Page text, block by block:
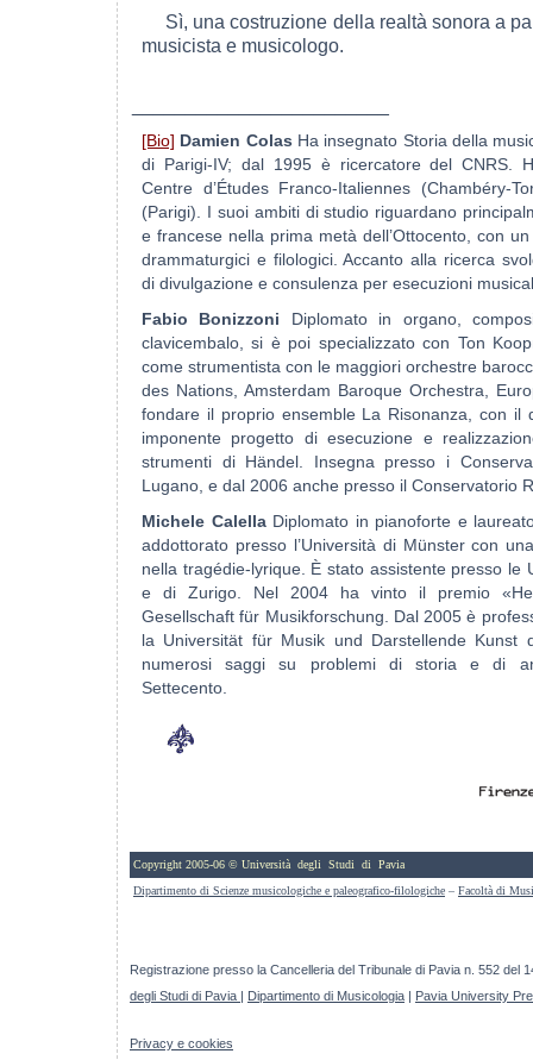
Sì, una costruzione della realtà sonora a
musicista e musicologo.
[Bio] Damien Colas Ha insegnato Storia della
di Parigi-IV; dal 1995 è ricercatore del CNRS.
Centre d’Études Franco-Italiennes (Chambéry-
(Parigi). I suoi ambiti di studio riguardano
e francese nella prima metà dell’Ottocento, con
drammaturgici e filologici. Accanto alla ricerca
di divulgazione e consulenza per esecuzioni
Fabio Bonizzoni Diplomato in organo,
clavicembalo, si è poi specializzato con Ton
come strumentista con le maggiori orchestre
des Nations, Amsterdam Baroque Orchestra,
fondare il proprio ensemble La Risonanza, con il
imponente progetto di esecuzione e
strumenti di Händel. Insegna presso i
Lugano, e dal 2006 anche presso il Conservatorio
Michele CalellaDiplomato in pianoforte e
addottorato presso l’Università di Münster con
nella tragédie-lyrique. È stato assistente presso le
e di Zurigo. Nel 2004 ha vinto il premio
Gesellschaft für Musikforschung. Dal 2005 è
la Universität für Musik und Darstellende Kunst
numerosi saggi su problemi di storia e di
Settecento.
Copyright 2005-06 © Università degli Studi di Pavia
Dipartimento di Scienze musicologiche e paleografico-filologiche – Facoltà di
Registrazione presso la Cancelleria del Tribunale di Pavia n. 552 del
degli Studi di Pavia | Dipartimento di Musicologia | Pavia University
Privacy e cookies